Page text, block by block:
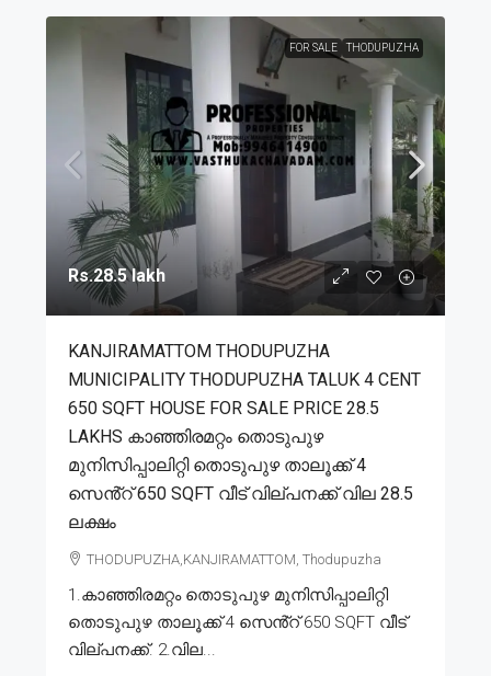
FOR SALE THODUPUZHA
Rs.28.5 lakh
KANJIRAMATTOM THODUPUZHA
MUNICIPALITY THODUPUZHA TALUK 4 CENT
650 SQFT HOUSE FOR SALE PRICE 28.5
LAKHS കാഞ്ഞിരമറ്റം തൊടുപുഴ
മുനിസിപ്പാലിറ്റി തൊടുപുഴ താലൂക്ക് 4
സെൻ്റ് 650 SQFT വീട് വില്പനക്ക് വില 28.5
ലക്ഷം
THODUPUZHA,KANJIRAMATTOM, Thodupuzha
1.കാഞ്ഞിരമറ്റം തൊടുപുഴ മുനിസിപ്പാലിറ്റി
തൊടുപുഴ താലൂക്ക് 4 സെൻ്റ് 650 SQFT വീട്
വില്പനക്ക്. 2.വില...